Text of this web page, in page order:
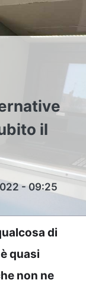
il
- 09:25
di
quasi
non ne